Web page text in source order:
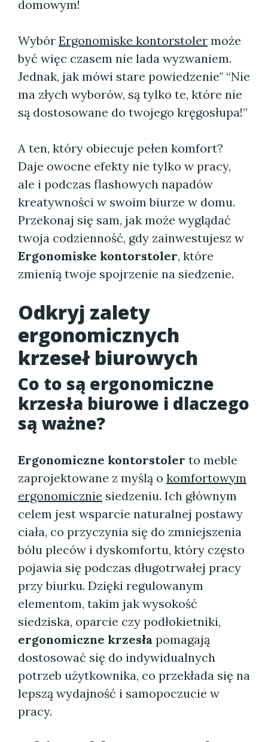
domowym!
Wybór Ergonomiske kontorstoler może
być więc czasem nie lada wyzwaniem.
Jednak, jak mówi stare powiedzenie" “Nie
ma złych wyborów, są tylko te, które nie
są dostosowane do twojego kręgosłupa!”
A ten, który obiecuje pełen komfort?
Daje owocne efekty nie tylko w pracy,
ale i podczas flashowych napadów
kreatywności w swoim biurze w domu.
Przekonaj się sam, jak może wyglądać
twoja codzienność, gdy zainwestujesz w
Ergonomiske kontorstoler, które
zmienią twoje spojrzenie na siedzenie.
Odkryj zalety
ergonomicznych
krzeseł biurowych
Co to są ergonomiczne
krzesła biurowe i dlaczego
są ważne?
Ergonomiczne kontorstoler to meble
zaprojektowane z myślą o komfortowym
ergonomicznie siedzeniu. Ich głównym
celem jest wsparcie naturalnej postawy
ciała, co przyczynia się do zmniejszenia
bólu pleców i dyskomfortu, który często
pojawia się podczas długotrwałej pracy
przy biurku. Dzięki regulowanym
elementom, takim jak wysokość
siedziska, oparcie czy podłokietniki,
ergonomiczne krzesła pomagają
dostosować się do indywidualnych
potrzeb użytkownika, co przekłada się na
lepszą wydajność i samopoczucie w
pracy.